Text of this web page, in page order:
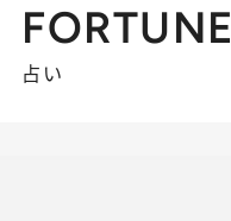
FORTUNE
占い